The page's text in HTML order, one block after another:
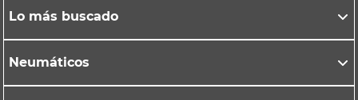
Lo más buscado
Neumáticos